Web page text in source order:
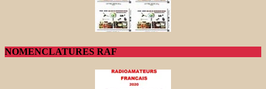
NOMENCLATURES RAF